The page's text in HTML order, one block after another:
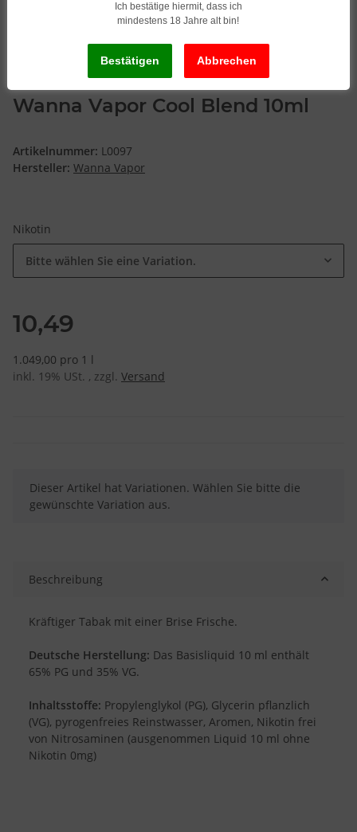
Wanna Vapor Cool Blend 10ml
Artikelnummer: L0097
Hersteller: Wanna Vapor
Nikotin
Bitte wählen Sie eine Variation.
10,49
1.049,00 pro 1 l
inkl. 19% USt. , zzgl. Versand
x
Dieser Artikel hat Variationen. Wählen Sie bitte die
gewünschte Variation aus.
Beschreibung
Kräftiger Tabak mit einer Brise Frische.
Deutsche Herstellung: Das Basisliquid 10 ml enthält
65% PG und 35% VG.
Inhaltsstoffe: Propylenglykol (PG), Glycerin pflanzlich
(VG), pyrogenfreies Reinstwasser, Aromen, Nikotin frei
von Nitrosaminen (ausgenommen Liquid 10 ml ohne
Nikotin 0mg)
Ich bestätige hiermit, dass ich
mindestens 18 Jahre alt bin!